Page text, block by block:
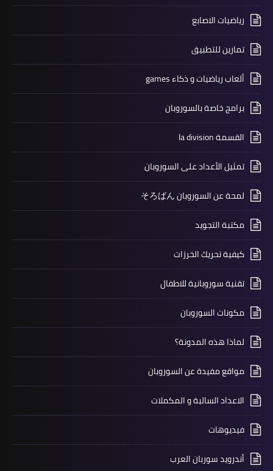
رياضيات الاصابع
تمارين للتطبيق
ألعاب رياضيات و ذكاء games
برامج خاصة بالسوروبان
القسمة la division
تمثيل الأعداد على السوروبان
لمحة عن السوروبان そろばん
مكتبة التجويد
كيفية تحريك الخرزات
تقنية سوروبانية للاطفال
مكونات السوروبان
لماذا هذه المدونة؟
مواقع مفيدة عن السوروبان
الاعداد السالبة و المكملات
فيديوهات
أندرويد سوربان العرب